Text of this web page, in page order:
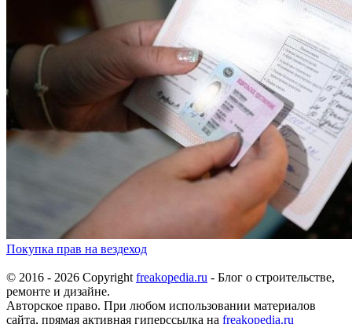
Покупка прав на вездеход
© 2016 - 2026 Copyrightfreakopedia.ru - Блог о строительстве,
ремонте и дизайне.
Авторское право. При любом использовании материалов
сайта, прямая активная гиперссылка на freakopedia.ru